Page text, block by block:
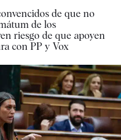
de que no
de los
riesgo de que apoyen
con PP y Vox